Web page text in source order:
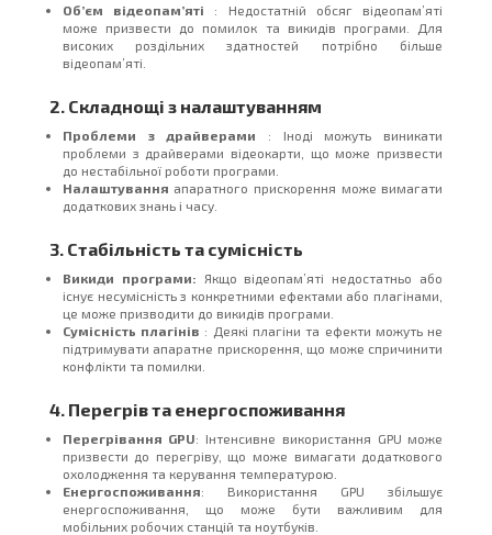
Об’єм відеопам’яті : Недостатній обсяг відеопам’яті
може призвести до помилок та викидів програми. Для
високих роздільних здатностей потрібно більше
відеопам’яті.
2. Складнощі з налаштуванням
Проблеми з драйверами : Іноді можуть виникати
проблеми з драйверами відеокарти, що може призвести
до нестабільної роботи програми.
Налаштування апаратного прискорення може вимагати
додаткових знань і часу.
3. Стабільність та сумісність
Викиди програми: Якщо відеопам’яті недостатньо або
існує несумісність з конкретними ефектами або плагінами,
це може призводити до викидів програми.
Сумісність плагінів : Деякі плагіни та ефекти можуть не
підтримувати апаратне прискорення, що може спричинити
конфлікти та помилки.
4. Перегрів та енергоспоживання
Перегрівання GPU: Інтенсивне використання GPU може
призвести до перегріву, що може вимагати додаткового
охолодження та керування температурою.
Енергоспоживання: Використання GPU збільшує
енергоспоживання, що може бути важливим для
мобільних робочих станцій та ноутбуків.